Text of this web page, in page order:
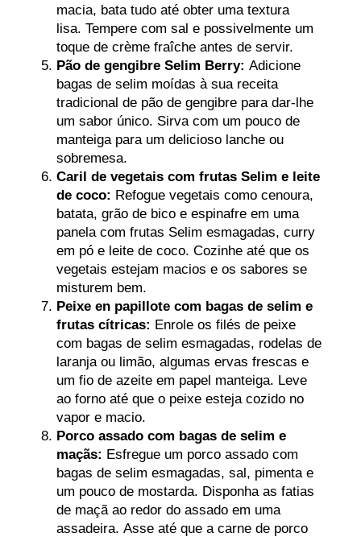
macia, bata tudo até obter uma textura
lisa. Tempere com sal e possivelmente um
toque de crème fraîche antes de servir.
Pão de gengibre Selim Berry: Adicione
bagas de selim moídas à sua receita
tradicional de pão de gengibre para dar-lhe
um sabor único. Sirva com um pouco de
manteiga para um delicioso lanche ou
sobremesa.
Caril de vegetais com frutas Selim e leite
de coco: Refogue vegetais como cenoura,
batata, grão de bico e espinafre em uma
panela com frutas Selim esmagadas, curry
em pó e leite de coco. Cozinhe até que os
vegetais estejam macios e os sabores se
misturem bem.
Peixe en papillote com bagas de selim e
frutas cítricas: Enrole os filés de peixe
com bagas de selim esmagadas, rodelas de
laranja ou limão, algumas ervas frescas e
um fio de azeite em papel manteiga. Leve
ao forno até que o peixe esteja cozido no
vapor e macio.
Porco assado com bagas de selim e
maçãs: Esfregue um porco assado com
bagas de selim esmagadas, sal, pimenta e
um pouco de mostarda. Disponha as fatias
de maçã ao redor do assado em uma
assadeira. Asse até que a carne de porco